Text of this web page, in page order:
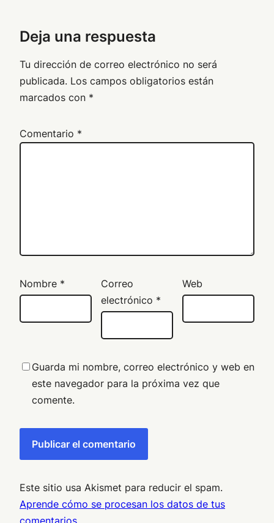
Deja una respuesta
Tu dirección de correo electrónico no será
publicada. Los campos obligatorios están
marcados con *
Comentario *
Nombre *
Correo
electrónico *
Web
Guarda mi nombre, correo electrónico y web en
este navegador para la próxima vez que
comente.
Este sitio usa Akismet para reducir el spam.
Aprende cómo se procesan los datos de tus
comentarios.